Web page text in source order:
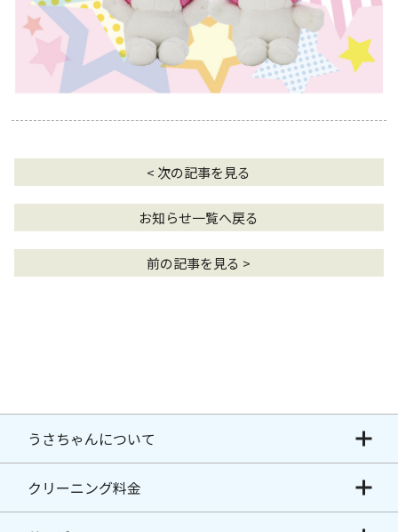
< 次の記事を見る
お知らせ一覧へ戻る
前の記事を見る >
うさちゃんについて
クリーニング料金